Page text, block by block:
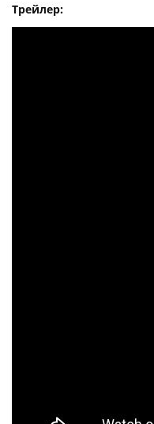
Трейлер: